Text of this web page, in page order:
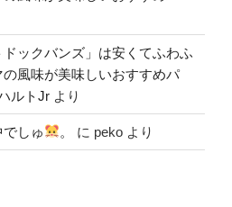
ックバンズ」は安くてふわふ
風味が美味しいおすすめパ
ルトJr より
でしゅ 。 に peko より